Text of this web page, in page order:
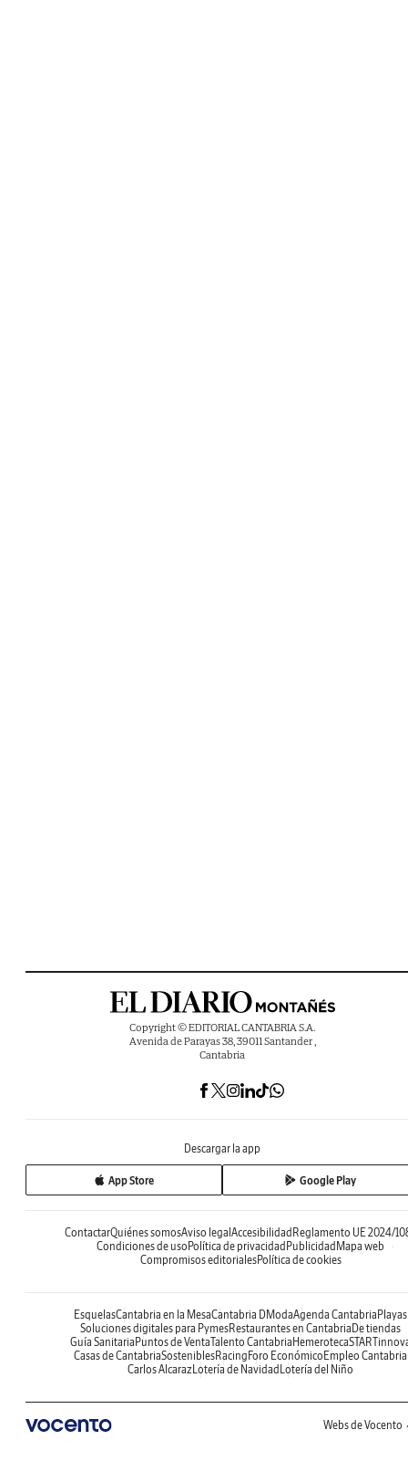
Copyright © EDITORIAL CANTABRIA S.A.
Avenida de Parayas 38, 39011 Santander ,
Cantabria
Descargar la app
App Store Google Play
ContactarQuiénes somosAviso legal Accesibilidad Reglamento UE 2024/
Condiciones de uso Política de privacidad Publicidad Mapa web
Compromisos editorialesPolítica de cookies
EsquelasCantabria en la MesaCantabria DModaAgenda Cantabria Playas
Soluciones digitales para PymesRestaurantes en Cantabria De tiendas
Guía Sanitaria Puntos de VentaTalento Cantabria Hemeroteca
Casas de CantabriaSosteniblesRacing Foro Económico Empleo Cantabria
Carlos AlcarazLotería de Navidad Lotería del Niño
Webs de Vocento